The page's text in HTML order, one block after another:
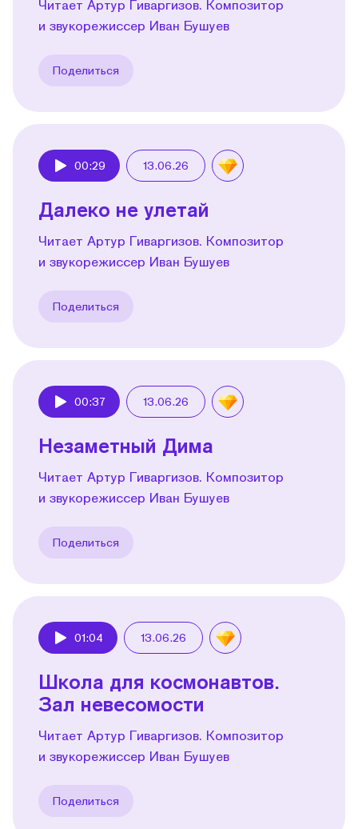
Читает Артур Гиваргизов. Композитор
и звукорежиссер Иван Бушуев
Поделиться
00:29 13.06.26
Далеко не улетай
Читает Артур Гиваргизов. Композитор
и звукорежиссер Иван Бушуев
Поделиться
00:37 13.06.26
Незаметный Дима
Читает Артур Гиваргизов. Композитор
и звукорежиссер Иван Бушуев
Поделиться
01:04 13.06.26
Школа для космонавтов.
Зал невесомости
Читает Артур Гиваргизов. Композитор
и звукорежиссер Иван Бушуев
Поделиться